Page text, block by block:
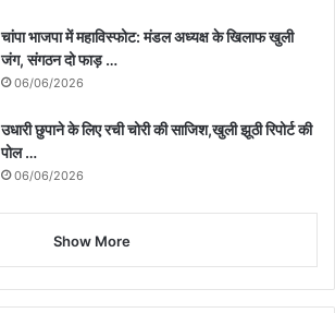
चांपा भाजपा में महाविस्फोट: मंडल अध्यक्ष के खिलाफ खुली
जंग, संगठन दो फाड़ …
06/06/2026
उधारी छुपाने के लिए रची चोरी की साजिश,खुली झूठी रिपोर्ट की
पोल …
06/06/2026
Show More